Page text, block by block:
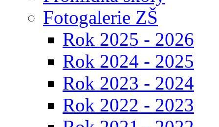
Fotogalerie ZŠ
Rok 2025 - 2026
Rok 2024 - 2025
Rok 2023 - 2024
Rok 2022 - 2023